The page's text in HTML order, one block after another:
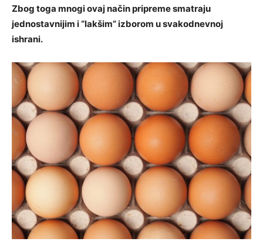
Zbog toga mnogi ovaj način pripreme smatraju
jednostavnijim i “lakšim” izborom u svakodnevnoj
ishrani.